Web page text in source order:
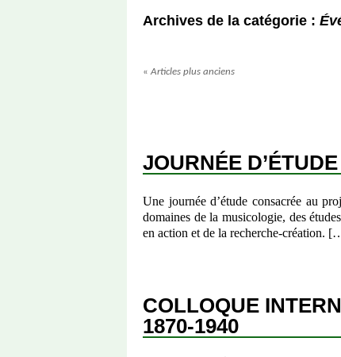
Archives de la catégorie :
« Articles plus anciens
JOURNÉE
Une journée d’étude consacrée au
domaines de la musicologie, des
en action et de la recherche-création.
COLLOQUE
1870-1940